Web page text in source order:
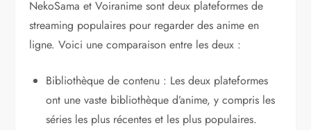
NekoSama et Voiranime sont deux plateformes de
streaming populaires pour regarder des anime en
ligne. Voici une comparaison entre les deux :
Bibliothèque de contenu : Les deux plateformes
ont une vaste bibliothèque d’anime, y compris les
séries les plus récentes et les plus populaires.